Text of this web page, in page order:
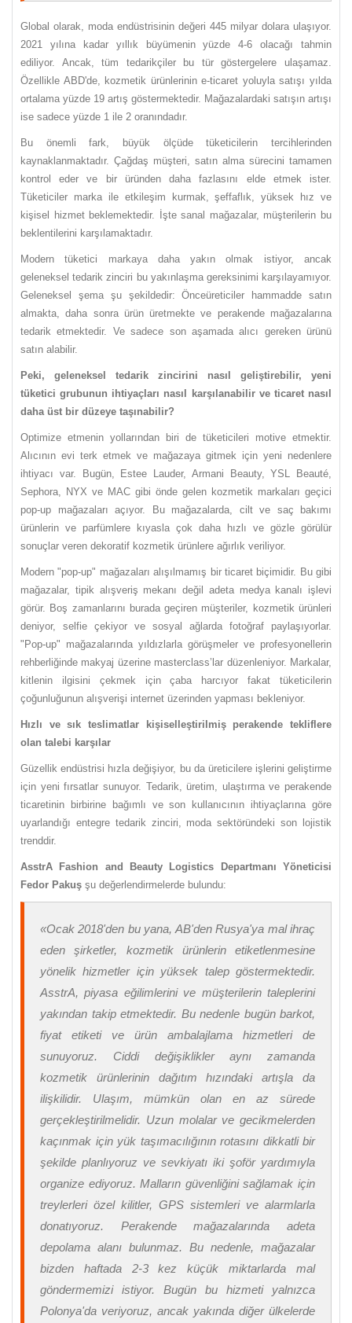
Global olarak, moda endüstrisinin değeri 445 milyar dolara ulaşıyor.
2021 yılına kadar yıllık büyümenin yüzde 4-6 olacağı tahmin
ediliyor. Ancak, tüm tedarikçiler bu tür göstergelere ulaşamaz.
Özellikle ABD'de, kozmetik ürünlerinin e-ticaret yoluyla satışı yılda
ortalama yüzde 19 artış göstermektedir. Mağazalardaki satışın artışı
ise sadece yüzde 1 ile 2 oranındadır.
Bu önemli fark, büyük ölçüde tüketicilerin tercihlerinden
kaynaklanmaktadır. Çağdaş müşteri, satın alma sürecini tamamen
kontrol eder ve bir üründen daha fazlasını elde etmek ister.
Tüketiciler marka ile etkileşim kurmak, şeffaflık, yüksek hız ve
kişisel hizmet beklemektedir. İşte sanal mağazalar, müşterilerin bu
beklentilerini karşılamaktadır.
Modern tüketici markaya daha yakın olmak istiyor, ancak
geleneksel tedarik zinciri bu yakınlaşma gereksinimi karşılayamıyor.
Geleneksel şema şu şekildedir: Önceüreticiler hammadde satın
almakta, daha sonra ürün üretmekte ve perakende mağazalarına
tedarik etmektedir. Ve sadece son aşamada alıcı gereken ürünü
satın alabilir.
Peki, geleneksel tedarik zincirini nasıl geliştirebilir, yeni
tüketici grubunun ihtiyaçları nasıl karşılanabilir ve ticaret nasıl
daha üst bir düzeye taşınabilir?
Optimize etmenin yollarından biri de tüketicileri motive etmektir.
Alıcının evi terk etmek ve mağazaya gitmek için yeni nedenlere
ihtiyacı var. Bugün, Estee Lauder, Armani Beauty, YSL Beauté,
Sephora, NYX ve MAC gibi önde gelen kozmetik markaları geçici
pop-up mağazaları açıyor. Bu mağazalarda, cilt ve saç bakımı
ürünlerin ve parfümlere kıyasla çok daha hızlı ve gözle görülür
sonuçlar veren dekoratif kozmetik ürünlere ağırlık veriliyor.
Modern "pop-up" mağazaları alışılmamış bir ticaret biçimidir. Bu gibi
mağazalar, tipik alışveriş mekanı değil adeta medya kanalı işlevi
görür. Boş zamanlarını burada geçiren müşteriler, kozmetik ürünleri
deniyor, selfie çekiyor ve sosyal ağlarda fotoğraf paylaşıyorlar.
"Pop-up" mağazalarında yıldızlarla görüşmeler ve profesyonellerin
rehberliğinde makyaj üzerine masterclass’lar düzenleniyor. Markalar,
kitlenin ilgisini çekmek için çaba harcıyor fakat tüketicilerin
çoğunluğunun alışverişi internet üzerinden yapması bekleniyor.
Hızlı ve sık teslimatlar kişiselleştirilmiş perakende tekliflere
olan talebi karşılar
Güzellik endüstrisi hızla değişiyor, bu da üreticilere işlerini geliştirme
için yeni fırsatlar sunuyor. Tedarik, üretim, ulaştırma ve perakende
ticaretinin birbirine bağımlı ve son kullanıcının ihtiyaçlarına göre
uyarlandığı entegre tedarik zinciri, moda sektöründeki son lojistik
trenddir.
AsstrA Fashion and Beauty Logistics Departmanı Yöneticisi
Fedor Pakuş şu değerlendirmelerde bulundu:
«Ocak 2018'den bu yana, AB'den Rusya'ya mal ihraç
eden şirketler, kozmetik ürünlerin etiketlenmesine
yönelik hizmetler için yüksek talep göstermektedir.
AsstrA, piyasa eğilimlerini ve müşterilerin taleplerini
yakından takip etmektedir. Bu nedenle bugün barkot,
fiyat etiketi ve ürün ambalajlama hizmetleri de
sunuyoruz. Ciddi değişiklikler aynı zamanda
kozmetik ürünlerinin dağıtım hızındaki artışla da
ilişkilidir. Ulaşım, mümkün olan en az sürede
gerçekleştirilmelidir. Uzun molalar ve gecikmelerden
kaçınmak için yük taşımacılığının rotasını dikkatli bir
şekilde planlıyoruz ve sevkiyatı iki şoför yardımıyla
organize ediyoruz. Malların güvenliğini sağlamak için
treylerleri özel kilitler, GPS sistemleri ve alarmlarla
donatıyoruz. Perakende mağazalarında adeta
depolama alanı bulunmaz. Bu nedenle, mağazalar
bizden haftada 2-3 kez küçük miktarlarda mal
göndermemizi istiyor. Bugün bu hizmeti yalnızca
Polonya'da veriyoruz, ancak yakında diğer ülkelerde